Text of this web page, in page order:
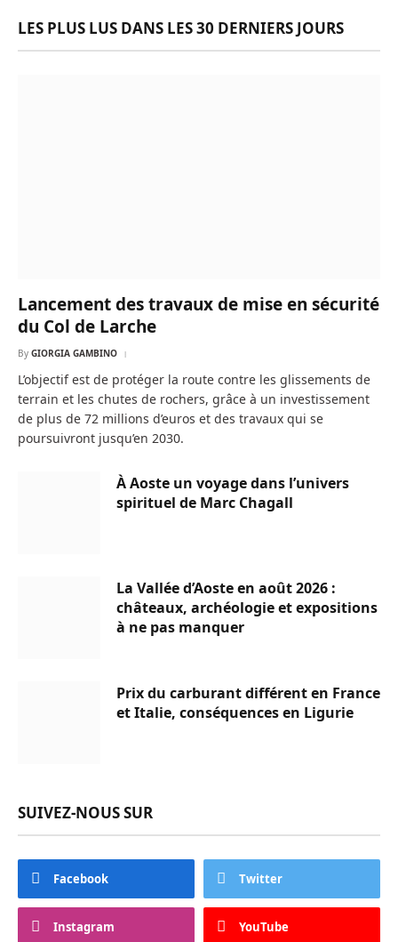
LES PLUS LUS DANS LES 30 DERNIERS JOURS
Lancement des travaux de mise en sécurité
du Col de Larche
By GIORGIA GAMBINO
L’objectif est de protéger la route contre les glissements de
terrain et les chutes de rochers, grâce à un investissement
de plus de 72 millions d’euros et des travaux qui se
poursuivront jusqu’en 2030.
À Aoste un voyage dans l’univers
spirituel de Marc Chagall
La Vallée d’Aoste en août 2026 :
châteaux, archéologie et expositions
à ne pas manquer
Prix du carburant différent en France
et Italie, conséquences en Ligurie
SUIVEZ-NOUS SUR
Facebook Twitter
Instagram YouTube